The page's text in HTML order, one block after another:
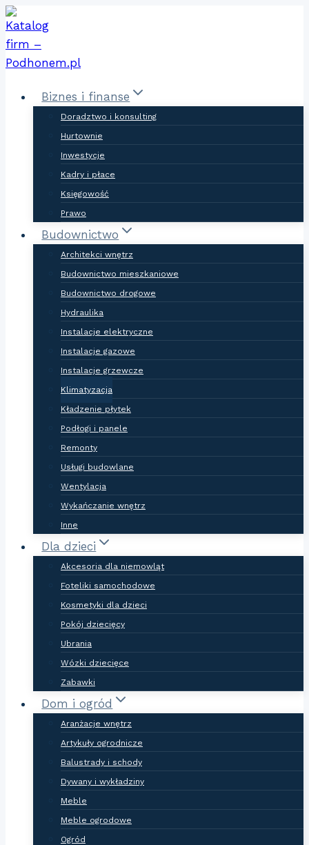
Skip
to
content
Biznes i finanse
Doradztwo i konsulting
Hurtownie
Inwestycje
Kadry i płace
Księgowość
Prawo
Budownictwo
Architekci wnętrz
Budownictwo mieszkaniowe
Budownictwo drogowe
Hydraulika
Instalacje elektryczne
Instalacje gazowe
Instalacje grzewcze
Klimatyzacja
Kładzenie płytek
Podłogi i panele
Remonty
Usługi budowlane
Wentylacja
Wykańczanie wnętrz
Inne
Dla dzieci
Akcesoria dla niemowląt
Foteliki samochodowe
Kosmetyki dla dzieci
Pokój dziecięcy
Ubrania
Wózki dziecięce
Zabawki
Dom i ogród
Aranżacje wnętrz
Artykuły ogrodnicze
Balustrady i schody
Dywany i wykładziny
Meble
Meble ogrodowe
Ogród